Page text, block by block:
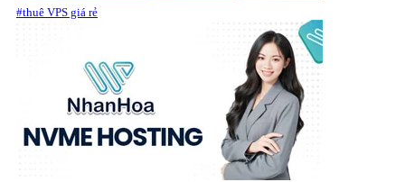
#thuê VPS giá rẻ